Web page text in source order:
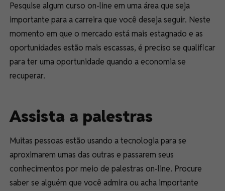
Pesquise algum curso on-line em uma área que seja
importante para a carreira que você deseja seguir. Neste
momento em que o mercado está mais estagnado e as
oportunidades estão mais escassas, é preciso se qualificar
para ter uma oportunidade quando a economia se
recuperar.
Assista a palestras
Muitas pessoas estão usando a tecnologia para se
aproximarem umas das outras e passarem seus
conhecimentos por meio de palestras on-line. Procure
saber se alguém que você admira ou acha importante